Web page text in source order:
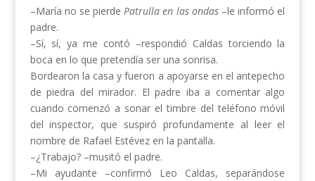
–María no se pierdePatrulla en las ondas–le informó el
padre.
–Sí, sí, ya me contó –respondió Caldas torciendo la
boca en lo que pretendía ser una sonrisa.
Bordearon la casa y fueron a apoyarse en el antepecho
de piedra del mirador. El padre iba a comentar algo
cuando comenzó a sonar el timbre del teléfono móvil
del inspector, que suspiró profundamente al leer el
nombre de Rafael Estévez en la pantalla.
–¿Trabajo? –musitó el padre.
–Mi ayudante –confirmó Leo Caldas, separándose